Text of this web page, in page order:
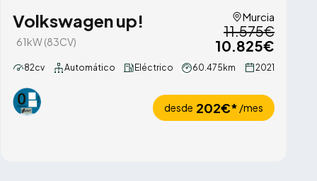
Volkswagen up!
61kW (83CV)
Murcia
11.575€
10.825€
82cv Automático Eléctrico 60.475km 2021
desde 202€* /mes